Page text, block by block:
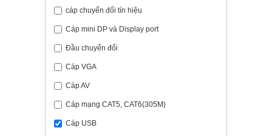
cáp chuyển đổi tín hiệu
Cáp mini DP và Display port
Đầu chuyển đổi
Cáp VGA
Cáp AV
Cáp mạng CAT5, CAT6(305M)
Cáp USB